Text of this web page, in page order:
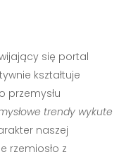
się portal
kształtuje
przemysłu
trendy wykute
naszej
rzemiosło z